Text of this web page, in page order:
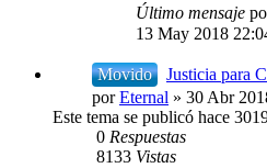
Último mensaje
13 May 2018
Movido
Justicia para
porEternal » 30 Abr
Este tema se publicó hace
0 Respuestas
8133 Vistas